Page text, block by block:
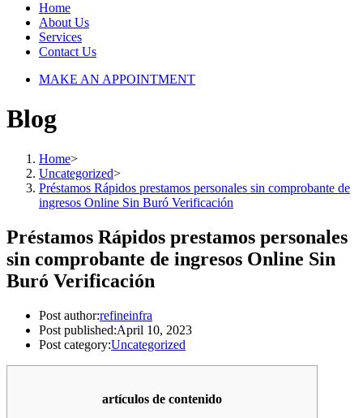
Home
About Us
Services
Contact Us
MAKE AN APPOINTMENT
Blog
Home>
Uncategorized>
Préstamos Rápidos prestamos personales sin comprobante de
ingresos Online Sin Buró Verificación
Préstamos Rápidos prestamos personales
sin comprobante de ingresos Online Sin
Buró Verificación
Post author:refineinfra
Post published:April 10, 2023
Post category:Uncategorized
artículos de contenido